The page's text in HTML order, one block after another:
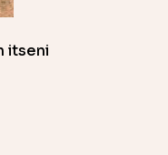
itseni